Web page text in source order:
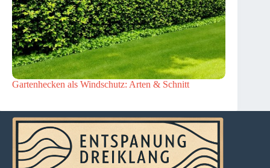
Gartenhecken als Windschutz: Arten & Schnitt